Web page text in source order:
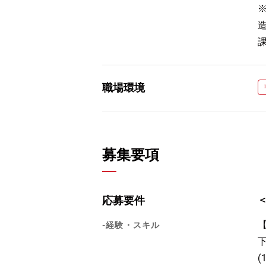
職場環境
募集要項
応募要件
-経験・スキル